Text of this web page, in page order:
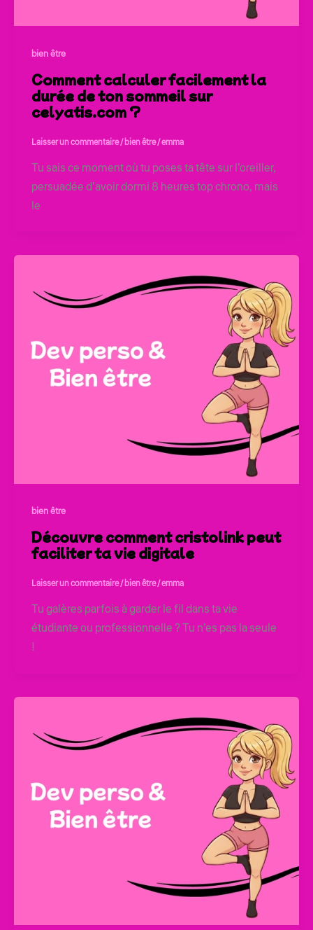
bien être
Comment calculer facilement la
durée de ton sommeil sur
celyatis.com ?
Laisser un commentaire/bien être/emma
Tu sais ce moment où tu poses ta tête sur l’oreiller,
persuadée d’avoir dormi 8 heures top chrono, mais
le
bien être
Découvre comment cristolink peut
faciliter ta vie digitale
Laisser un commentaire/bien être/emma
Tu galères parfois à garder le fil dans ta vie
étudiante ou professionnelle ? Tu n’es pas la seule
!